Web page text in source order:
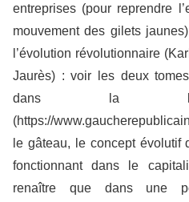
entreprises (pour reprendre
mouvement des gilets
l’évolution révolutionnaire
Jaurès) : voir les deux
dans la
(https://
le gâteau, le concept
fonctionnant dans le
renaître que dans une